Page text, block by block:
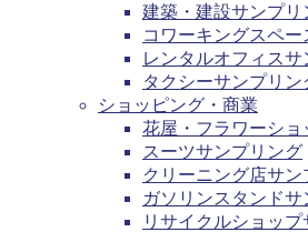
建築・建設サンプリ
コワーキングスペ
レンタルオフィス
タクシーサンプリン
ショッピング・商業
花屋・フラワーシ
スーツサンプリング
クリーニング店サン
ガソリンスタンド
リサイクルショッ